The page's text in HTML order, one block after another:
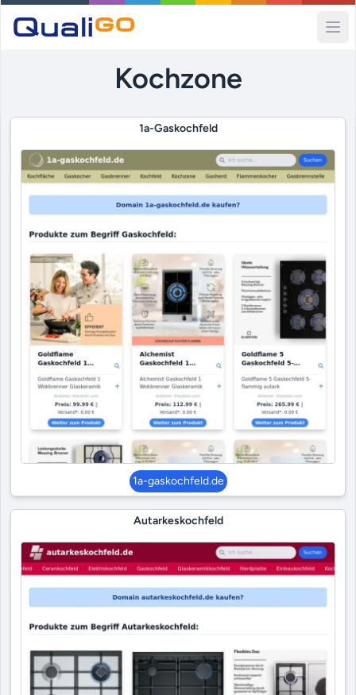
Kochzone
1a-Gaskochfeld
1a-gaskochfeld.de
Autarkeskochfeld